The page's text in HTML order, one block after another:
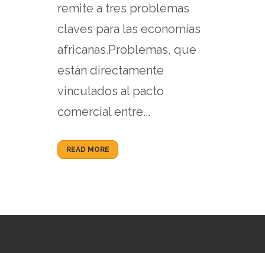
remite a tres problemas
claves para las economías
africanas.Problemas, que
están directamente
vinculados al pacto
comercial entre...
READ MORE